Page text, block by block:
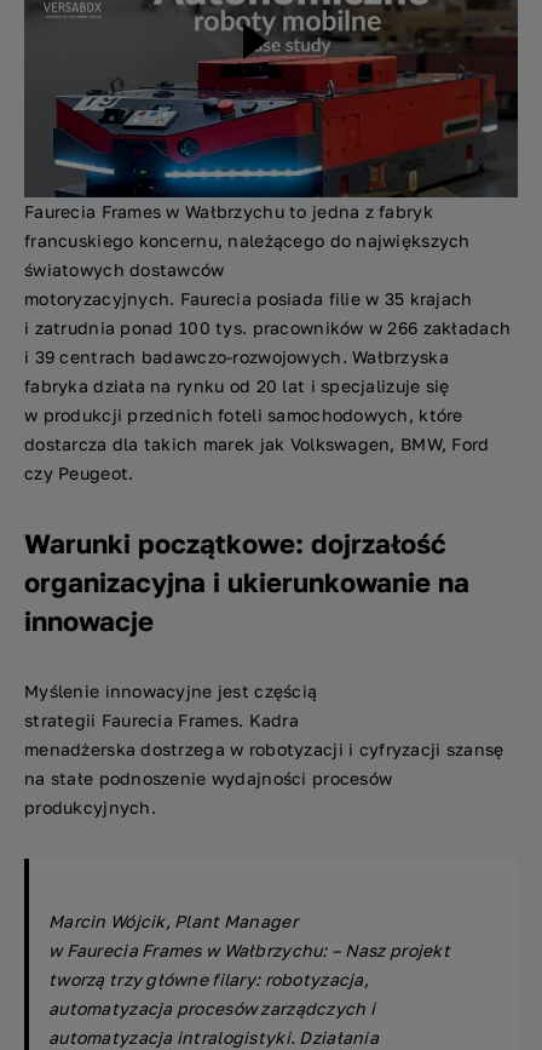
Faurecia Frames w Wałbrzychu to jedna z fabryk
francuskiego koncernu, należącego do największych
światowych dostawców
motoryzacyjnych. Faurecia posiada filie w 35 krajach
i zatrudnia ponad 100 tys. pracowników w 266 zakładach
i 39 centrach badawczo-rozwojowych. Wałbrzyska
fabryka działa na rynku od 20 lat i specjalizuje się
w produkcji przednich foteli samochodowych, które
dostarcza dla takich marek jak Volkswagen, BMW, Ford
czy Peugeot.
Warunki początkowe: dojrzałość
organizacyjna i ukierunkowanie na
innowacje
Myślenie innowacyjne jest częścią
strategii Faurecia Frames. Kadra
menadżerskadostrzega w robotyzacji i cyfryzacji szansę
na stałe podnoszenie wydajności procesów
produkcyjnych.
Marcin Wójcik, Plant Manager
wFaurecia Framesw Wałbrzychu: – Nasz projekt
tworzą trzy główne filary: robotyzacja,
automatyzacja procesów zarządczych i
automatyzacja intralogistyki. Działania